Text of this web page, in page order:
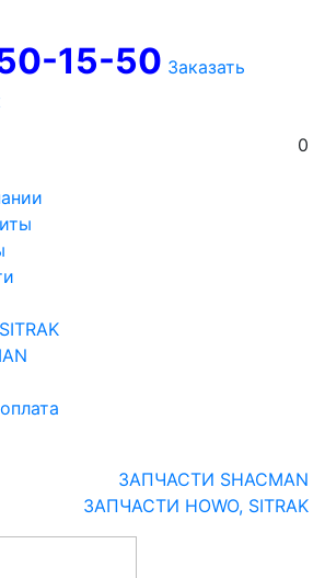
15-50 Заказать
0
ЗАПЧАСТИ SHACMAN
ЗАПЧАСТИ HOWO, SITRAK